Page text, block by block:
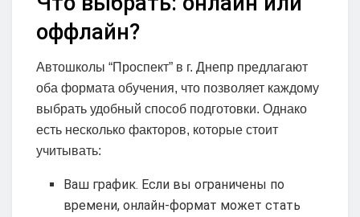
оффлайн?
Автошколы “Проспект” в г. Днепр предлагают
оба формата обучения, что позволяет каждому
выбрать удобный способ подготовки. Однако
есть несколько факторов, которые стоит
учитывать:
Ваш график. Если вы ограничены по
времени, онлайн-формат может стать